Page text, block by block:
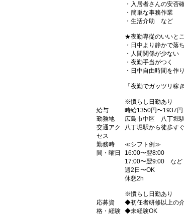
・入居者さんの安否
・簡単な事務作業
・生活介助 など
★夜勤専従のいいと
・日中より静かで落
・人間関係が少ない
・夜勤手当がつく
・日中自由時間を作
「夜勤でガッツリ稼
※慣らし日勤あり
給与
時給1350円〜1937
勤務地
広島市中区 八丁堀駅
交通アク
セス
八丁堀駅から徒歩す
勤務時
間・曜日
≪シフト例≫
16:00〜翌8:00
17:00〜翌9:00 など
週2日〜OK
休憩2h
※慣らし日勤あり
応募資
格・経験
◆初任者研修以上の
◆未経験OK